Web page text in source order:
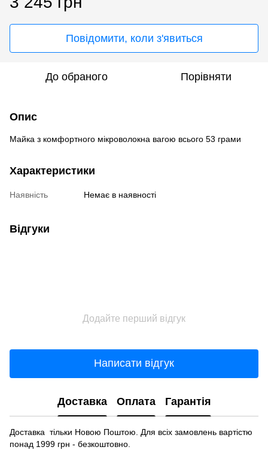
Повідомити, коли з'явиться
До обраного Порівняти
Опис
Майка з комфортного мікроволокна вагою всього 53 грами
Характеристики
Наявність Немає в наявності
Відгуки
Додайте перший відгук
Написати відгук
Доставка Оплата Гарантія
Доставка тільки Новою Поштою. Для всіх замовлень вартістю
понад 1999 грн - безкоштовно.